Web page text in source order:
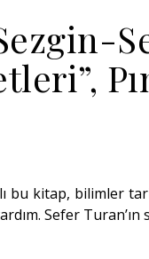
bu kitap, bilimler
Sefer